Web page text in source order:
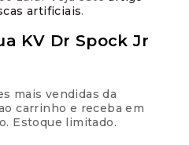
artificiais.
KV Dr Spock Jr
mais vendidas da
carrinho e receba em
Estoque limitado.